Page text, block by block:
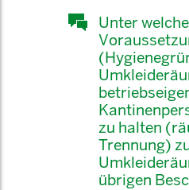
Unter
zu halten
Trennung)
übrigen